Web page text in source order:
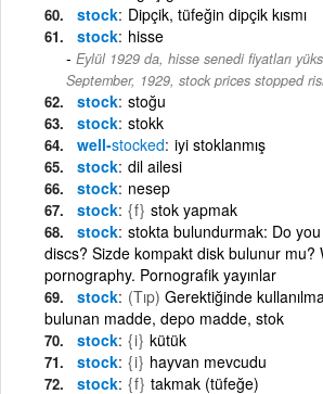
stock Dipçik, tüfeğin dipçik kısmı
stock hisse
Eylül 1929 da, hisse senedi fiyatları
September, 1929, stock prices stopped
stock stoğu
stock stokk
well-stocked iyi stoklanmış
stock dil ailesi
stock nesep
stock {f} stok yapmak
stock stokta bulundurmak: Do
discs? Sizde kompakt disk bulunur mu?
pornography. Pornografik yayınlar
stock (Tıp) Gerektiğinde
bulunan madde, depo madde, stok
stock {i} kütük
stock {i} hayvan mevcudu
stock {f} takmak (tüfeğe)